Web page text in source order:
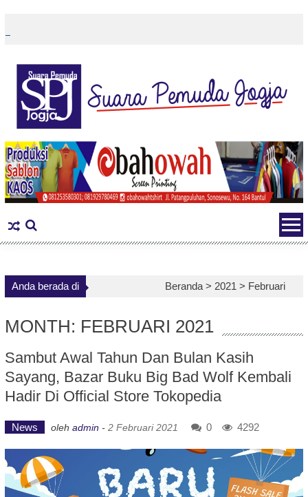
content
Anda berada di Beranda > 2021 > Februari
MONTH: FEBRUARI 2021
Sambut Awal Tahun Dan Bulan Kasih
Sayang, Bazar Buku Big Bad Wolf Kembali
Hadir Di Official Store Tokopedia
News oleh admin - 2 Februari 2021 0 4292